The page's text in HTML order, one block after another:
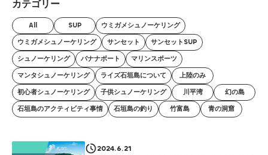
カテゴリー
All SUP
ウミガメシュノーケリング
ウミガメシュノーケリング
サンセット
サンセットSUP
シュノーケリング
バナナボート
マリンスポーツ
マンタシュノーケリング
ライズ石垣島について
上陸のみ
初心者シュノーケリング
子供シュノーケリング 川平湾
幻の島
石垣島のアクティビティ事情
石垣島の釣り 竹富島 青の洞窟
2024.6.21